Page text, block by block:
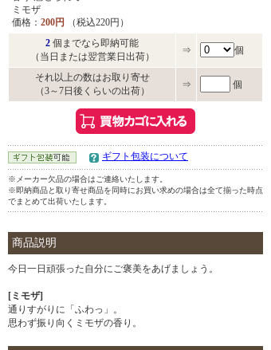
ミモザ
価格： 200円
（税込220円）
2 個までなら即納可能
（当日または翌営業日出荷）
⇒ 個
それ以上の数はお取り寄せ
（3～7日後くらいの出荷）
⇒ 個
ギフト包装について
※メーカー欠品の場合はご連絡いたします。
※即納商品と取り寄せ商品を同時にお買い求めの場合は全て揃った時点
でまとめて出荷いたします。
商品説明
今日一日頑張った自分にご褒美をあげましょう。
[ミモザ]
通りすがりに「ふわっ」。
思わず振り向くミモザの香り。